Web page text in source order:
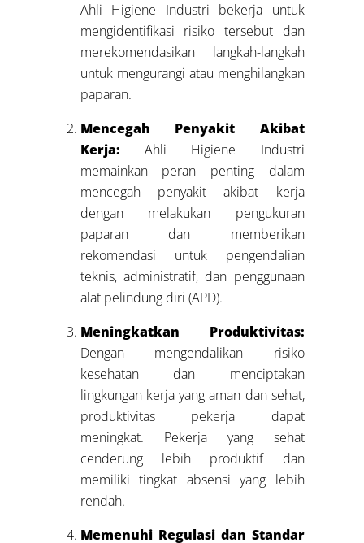
Ahli Higiene Industri bekerja untuk
mengidentifikasi risiko tersebut dan
merekomendasikan langkah-langkah
untuk mengurangi atau menghilangkan
paparan.
Mencegah Penyakit Akibat
Kerja: Ahli Higiene Industri
memainkan peran penting dalam
mencegah penyakit akibat kerja
dengan melakukan pengukuran
paparan dan memberikan
rekomendasi untuk pengendalian
teknis, administratif, dan penggunaan
alat pelindung diri (APD).
Meningkatkan Produktivitas:
Dengan mengendalikan risiko
kesehatan dan menciptakan
lingkungan kerja yang aman dan sehat,
produktivitas pekerja dapat
meningkat. Pekerja yang sehat
cenderung lebih produktif dan
memiliki tingkat absensi yang lebih
rendah.
Memenuhi Regulasi dan Standar